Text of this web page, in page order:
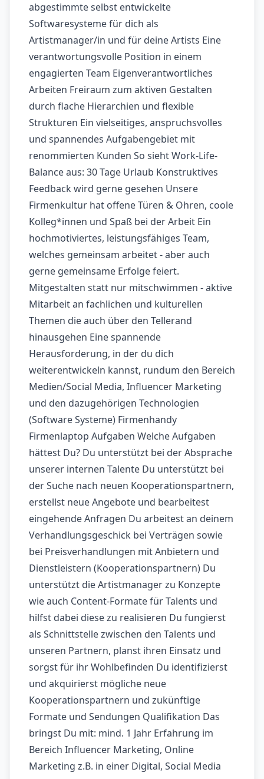
abgestimmte selbst entwickelte
Softwaresysteme für dich als
Artistmanager/in und für deine Artists Eine
verantwortungsvolle Position in einem
engagierten Team Eigenverantwortliches
Arbeiten Freiraum zum aktiven Gestalten
durch flache Hierarchien und flexible
Strukturen Ein vielseitiges, anspruchsvolles
und spannendes Aufgabengebiet mit
renommierten Kunden So sieht Work-Life-
Balance aus: 30 Tage Urlaub Konstruktives
Feedback wird gerne gesehen Unsere
Firmenkultur hat offene Türen & Ohren, coole
Kolleg*innen und Spaß bei der Arbeit Ein
hochmotiviertes, leistungsfähiges Team,
welches gemeinsam arbeitet - aber auch
gerne gemeinsame Erfolge feiert.
Mitgestalten statt nur mitschwimmen - aktive
Mitarbeit an fachlichen und kulturellen
Themen die auch über den Tellerand
hinausgehen Eine spannende
Herausforderung, in der du dich
weiterentwickeln kannst, rundum den Bereich
Medien/Social Media, Influencer Marketing
und den dazugehörigen Technologien
(Software Systeme) Firmenhandy
Firmenlaptop Aufgaben Welche Aufgaben
hättest Du? Du unterstützt bei der Absprache
unserer internen Talente Du unterstützt bei
der Suche nach neuen Kooperationspartnern,
erstellst neue Angebote und bearbeitest
eingehende Anfragen Du arbeitest an deinem
Verhandlungsgeschick bei Verträgen sowie
bei Preisverhandlungen mit Anbietern und
Dienstleistern (Kooperationspartnern) Du
unterstützt die Artistmanager zu Konzepte
wie auch Content-Formate für Talents und
hilfst dabei diese zu realisieren Du fungierst
als Schnittstelle zwischen den Talents und
unseren Partnern, planst ihren Einsatz und
sorgst für ihr Wohlbefinden Du identifizierst
und akquirierst mögliche neue
Kooperationspartnern und zukünftige
Formate und Sendungen Qualifikation Das
bringst Du mit: mind. 1 Jahr Erfahrung im
Bereich Influencer Marketing, Online
Marketing z.B. in einer Digital, Social Media